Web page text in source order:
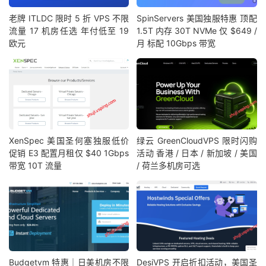
老牌 ITLDC 限时 5 折 VPS 不限
流量 17 机房任选 年付低至 19
欧元
SpinServers 美国独服特惠 顶配
1.5T 内存 30T NVMe 仅 $649 /
月 标配 10Gbps 带宽
XenSpec 美国圣何塞独服低价
促销 E3 配置月租仅 $40 1Gbps
带宽 10T 流量
绿云 GreenCloudVPS 限时闪购
活动 香港 / 日本 / 新加坡 / 美国
/ 荷兰多机房可选
Budgetvm 特惠｜日美机房不限 DesiVPS 开启折扣活动，美国圣